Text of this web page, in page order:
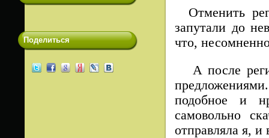
Поделиться
Отменить
запутали до
что,
А после
подобное и
самовольно
отправляла я, и